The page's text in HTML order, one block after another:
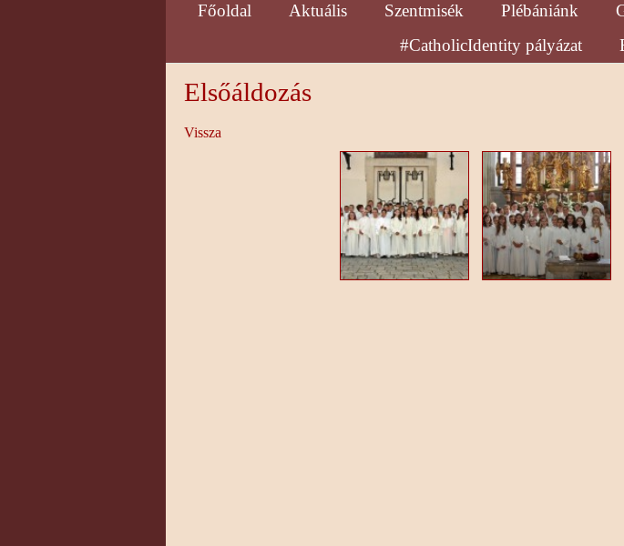
Főoldal Aktuális Szentmisék Plébániánk
#CatholicIdentity pályázat
Elsőáldozás
Vissza